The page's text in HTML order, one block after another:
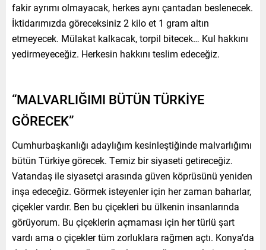
fakir ayrımı olmayacak, herkes aynı çantadan beslenecek.
İktidarımızda göreceksiniz 2 kilo et 1 gram altın
etmeyecek. Mülakat kalkacak, torpil bitecek… Kul hakkını
yedirmeyeceğiz. Herkesin hakkını teslim edeceğiz.
“MALVARLIĞIMI BÜTÜN TÜRKİYE
GÖRECEK”
Cumhurbaşkanlığı adaylığım kesinleştiğinde malvarlığımı
bütün Türkiye görecek. Temiz bir siyaseti getireceğiz.
Vatandaş ile siyasetçi arasında güven köprüsünü yeniden
inşa edeceğiz. Görmek isteyenler için her zaman baharlar,
çiçekler vardır. Ben bu çiçekleri bu ülkenin insanlarında
görüyorum. Bu çiçeklerin açmaması için her türlü şart
vardı ama o çiçekler tüm zorluklara rağmen açtı. Konya’da